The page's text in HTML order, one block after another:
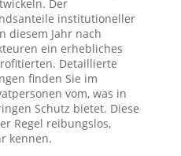
Der
institutioneller
diesem Jahr nach
ein erhebliches
Detaillierte
finden Sie im
vom, was in
Schutz bietet. Diese
Regel reibungslos,
kennen.